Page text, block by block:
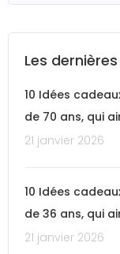
Les
10 Idées
de 70 ans, qui
21 janvier 2026
10 Idées
de 36 ans, qui
21 janvier 2026